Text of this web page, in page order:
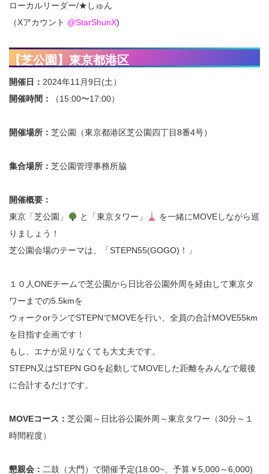
ローカルリーダー/★しゅん
（Xアカウント @StarShunX)
【芝公園】東京都港区
開催日： 2024年11月9日(土）
開催時間：
（15:00〜17:00）
開催場所： 芝公園（東京都港区芝公園四丁目8番4号）
集合場所： 芝公園管理事務所脇
開催概要：
東京「芝公園」
と「東京タワー」
を一緒にMOVEしながら巡
りましょう！
芝公園会場のテーマは、「STEPN55(GOGO)！」
１０人ONEチームで芝公園から日比谷公園外周を経由して東京タ
ワーまでの5.5kmを
ウォークorランでSTEPNでMOVEを行い、全員の合計MOVE55km
を目指す企画です！
もし、エナが足りなくても大丈夫です。
STEPN又はSTEPN GOを起動してMOVEした距離をみんなで最後
に合計するだけです。
MOVEコース： 芝公園～日比谷公園外周～東京タワー（30分～１
時間程度）
懇親会： 二鼓（大門）で開催予定(18:00~、予算￥5,000～6,000)